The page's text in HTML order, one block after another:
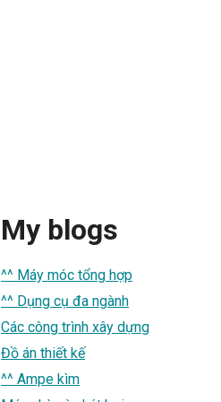
My blogs
^^ Máy móc tổng hợp
^^ Dụng cụ đa ngành
Các công trình xây dựng
Đồ án thiết kế
^^ Ampe kìm